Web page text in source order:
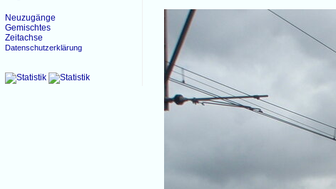
Neuzugänge
Gemischtes
Zeitachse
Datenschutzerklärung